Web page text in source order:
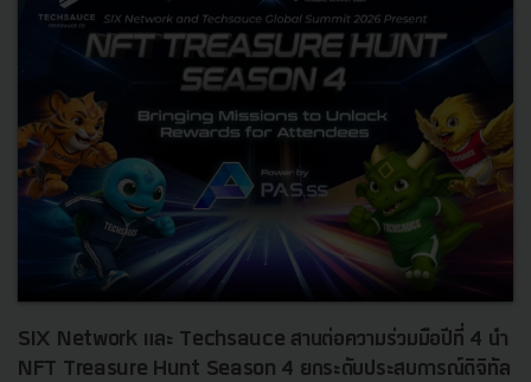
SIX Network และ Techsauce สานต่อความร่วมมือปีที่ 4 นำ
NFT Treasure Hunt Season 4 ยกระดับประสบการณ์ดิจิทัล